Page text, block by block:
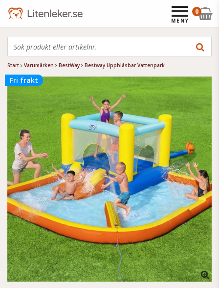
Start Varumärken BestWay Bestway Uppblåsbar Vattenpark
Fri frakt
0
MENY